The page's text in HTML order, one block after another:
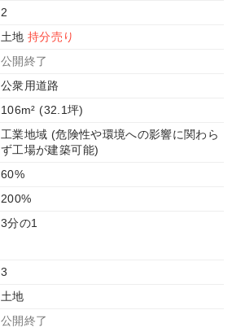
2
土地持分売り
公開終了
公衆用道路
106m² (32.1坪)
工業地域 (危険性や環境への影響に関わら
ず工場が建築可能)
60%
200%
3分の1
3
土地
公開終了